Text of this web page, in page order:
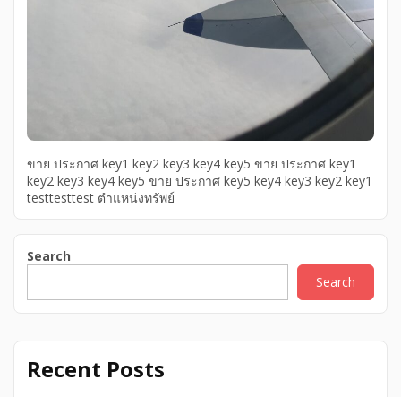
ขาย ประกาศ key1 key2 key3 key4 key5 ขาย ประกาศ key1
key2 key3 key4 key5 ขาย ประกาศ key5 key4 key3 key2 key1
testtesttest ตำแหน่งทรัพย์
Search
Search
Recent Posts